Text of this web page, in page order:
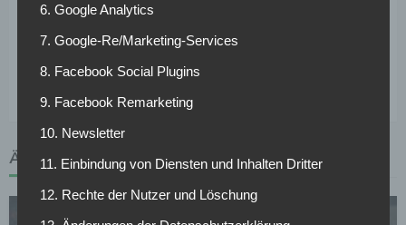
richtigen Entscheidungen zu treffen.
Euro taxiert.
ÄHNLICHE ARTIKEL
6. Google Analytics
7. Google-Re/Marketing-Services
8. Facebook Social Plugins
9. Facebook Remarketing
10. Newsletter
11. Einbindung von Diensten und Inhalten Dritter
12. Rechte der Nutzer und Löschung